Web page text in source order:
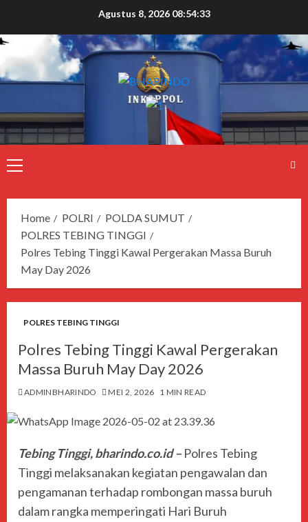
Agustus 8, 2026 08:54:33
Home POLRI
POLDA SUMUT
POLRES TEBING TINGGI
Polres Tebing Tinggi Kawal Pergerakan Massa Buruh
May Day 2026
POLRES TEBING TINGGI
Polres Tebing Tinggi Kawal Pergerakan
Massa Buruh May Day 2026
ADMINBHARINDO MEI 2, 2026 1 MIN READ
Tebing Tinggi, bharindo.co.id –Polres Tebing
Tinggi melaksanakan kegiatan pengawalan dan
pengamanan terhadap rombongan massa buruh
dalam rangka memperingati Hari Buruh